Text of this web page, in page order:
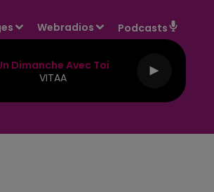
Webradios Podcasts
Dimanche Avec Toi
VITAA